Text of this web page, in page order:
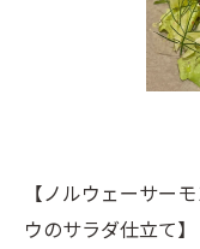
【ノルウェーサー
ウのサラダ仕立て】